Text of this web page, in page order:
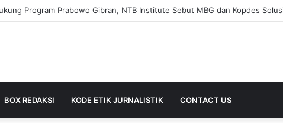
BOX REDAKSI KODE ETIK JURNALISTIK CONTACT US